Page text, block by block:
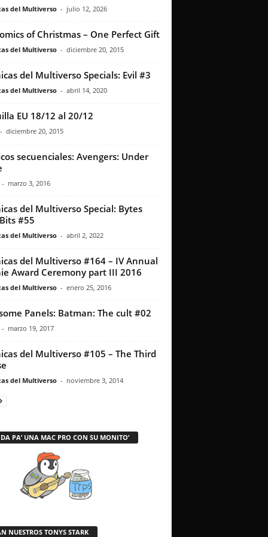
del Multiverso - julio 12, 2026
of Christmas – One Perfect Gift
del Multiverso - diciembre 20, 2015
del Multiverso Specials: Evil #3
del Multiverso - abril 14, 2020
EU 18/12 al 20/12
- diciembre 20, 2015
secuenciales: Avengers: Under
- marzo 3, 2016
del Multiverso Special: Bytes
#55
del Multiverso - abril 2, 2022
del Multiverso #164 – IV Annual
Award Ceremony part III 2016
del Multiverso - enero 25, 2016
Panels: Batman: The cult #02
- marzo 19, 2017
del Multiverso #105 – The Third
del Multiverso - noviembre 3, 2014
PA’ UNA MAC PRO CON SU MONITO’
NUESTROS TONYS STARK